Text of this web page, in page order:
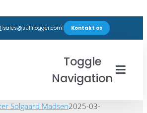
|sales@sulfilogger.com| Kontakt os
Toggle
Navigation
Brancher
Solgaard Madsen2025-03-